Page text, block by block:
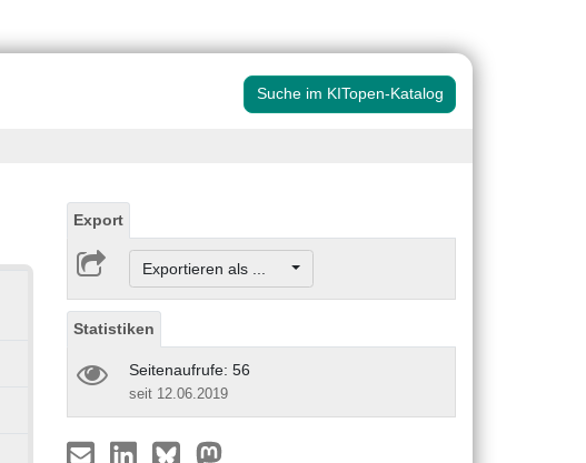
Suche im KITopen-Katalog
Export
Exportieren als ...
Statistiken
Seitenaufrufe: 56
seit 12.06.2019